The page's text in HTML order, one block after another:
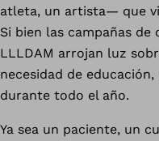
atleta, un artista— que
Si bien las campañas
LLLDAM arrojan luz
necesidad de
durante todo el año.
Ya sea un paciente, un